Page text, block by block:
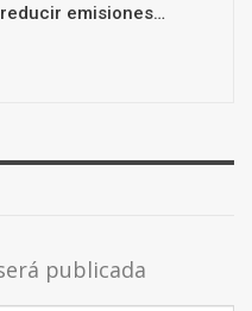
reducir emisiones…
publicada